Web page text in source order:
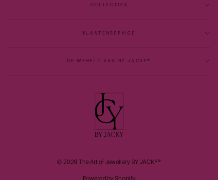
COLLECTIES
KLANTENSERVICE
DE WERELD VAN BY JACKY®
© 2026 The Art of Jewellery BY JACKY®
Powered by Shopify